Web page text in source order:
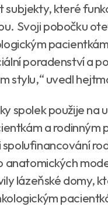
které
Svoji pobočku
poradenství a
stylu,“ uvedl
spolek použije na
a rodinným
anatomických
lázeňské domy,